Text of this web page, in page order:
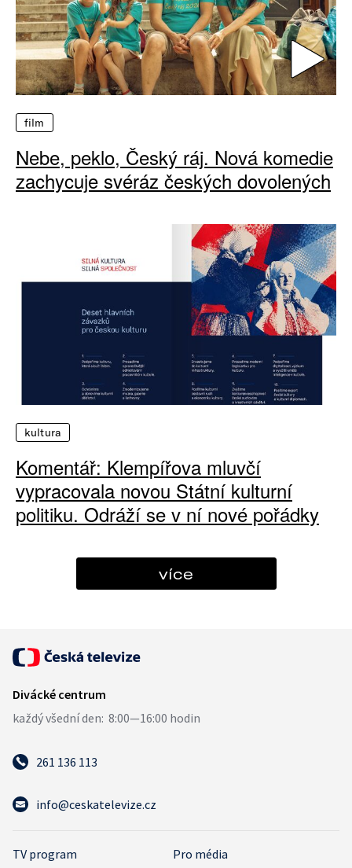
film
Nebe, peklo, Český ráj. Nová komedie
zachycuje svéráz českých dovolených
kultura
Komentář: Klempířova mluvčí
vypracovala novou Státní kulturní
politiku. Odráží se v ní nové pořádky
více
261 136 113
info@ceskatelevize.cz
TV program Pro média